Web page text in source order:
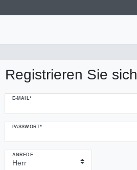
Registrieren Sie sich
E-MAIL*
PASSWORT*
Honig
ANREDE